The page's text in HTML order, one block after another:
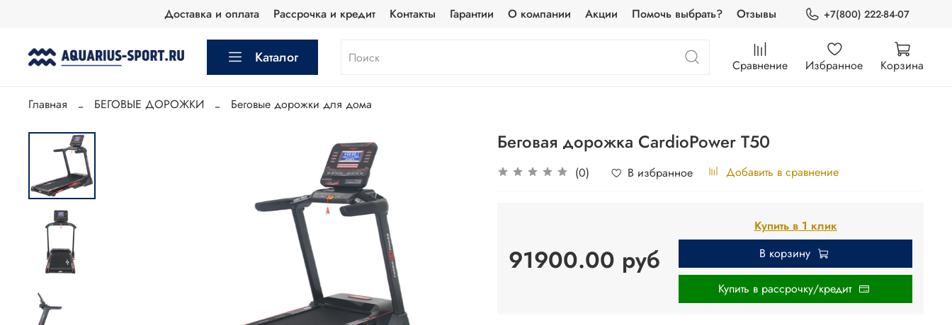
Доставка и оплата Рассрочка и кредит Контакты Гарантии О компании Акции Помочь выбрать? Отзывы +7(800) 222-84-07
Каталог Сравнение Избранное Корзина
Главная БЕГОВЫЕ ДОРОЖКИ Беговые дорожки для дома
Беговая дорожка CardioPower T50
(0) В избранное Добавить в сравнение
91900.00 руб
Купить в 1 клик
В корзину
Купить в рассрочку/кредит